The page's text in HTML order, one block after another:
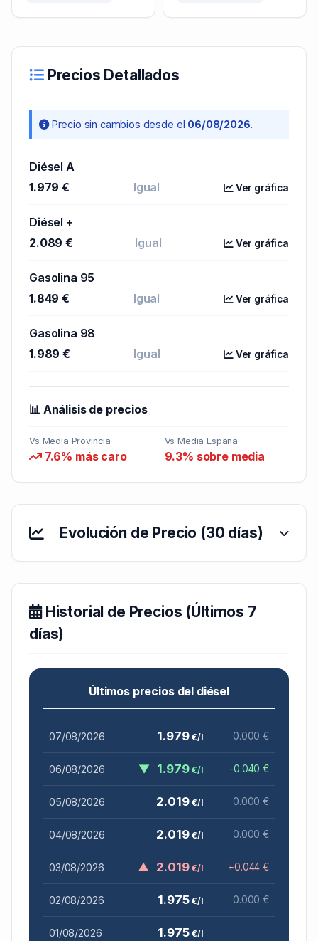
Precios Detallados
Precio sin cambios desde el 06/08/2026.
Diésel A
1.979 €
Igual Ver gráfica
Diésel +
2.089 €
Igual Ver gráfica
Gasolina 95
1.849 €
Igual Ver gráfica
Gasolina 98
1.989 €
Igual Ver gráfica
📊 Análisis de precios
Vs Media Provincia
7.6% más caro
Vs Media España
9.3% sobre media
Evolución de Precio (30 días)
Historial de Precios (Últimos 7
días)
Últimos precios del diésel
07/08/2026 1.979€/l 0.000 €
06/08/2026 ▼ 1.979€/l -0.040 €
05/08/2026 2.019€/l 0.000 €
04/08/2026 2.019€/l 0.000 €
03/08/2026 ▲ 2.019€/l +0.044 €
02/08/2026 1.975€/l 0.000 €
01/08/2026 1.975€/l